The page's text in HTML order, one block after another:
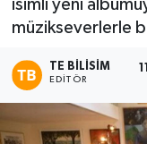
isimli yeni
müzikseverlerle
TE BILISIM
EDITÖR
Haber Arşivi